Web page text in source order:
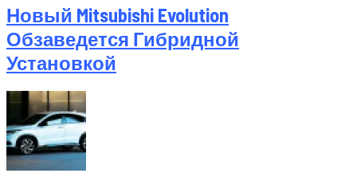
Которые Облегчат Ваш Ремонт
Новый Mitsubishi Evolution
Обзаведется Гибридной
Установкой